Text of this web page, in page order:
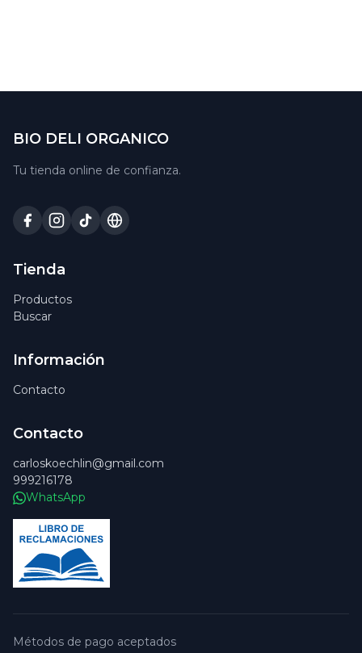
BIO DELI ORGANICO
Tu tienda online de confianza.
Tienda
Productos
Buscar
Información
Contacto
Contacto
carloskoechlin@gmail.com
999216178
WhatsApp
Métodos de pago aceptados